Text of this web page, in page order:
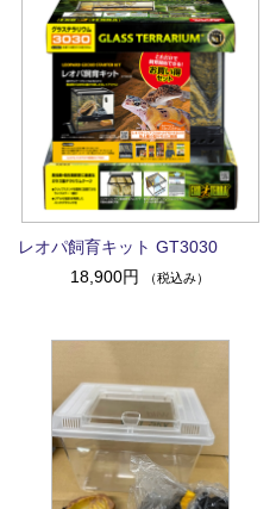
レオパ飼育キット GT3030
18,900円
（税込み）